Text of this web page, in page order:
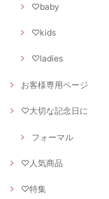
♡baby
♡kids
♡ladies
お客様専用ページ
♡大切な記念日に
フォーマル
♡人気商品
♡特集